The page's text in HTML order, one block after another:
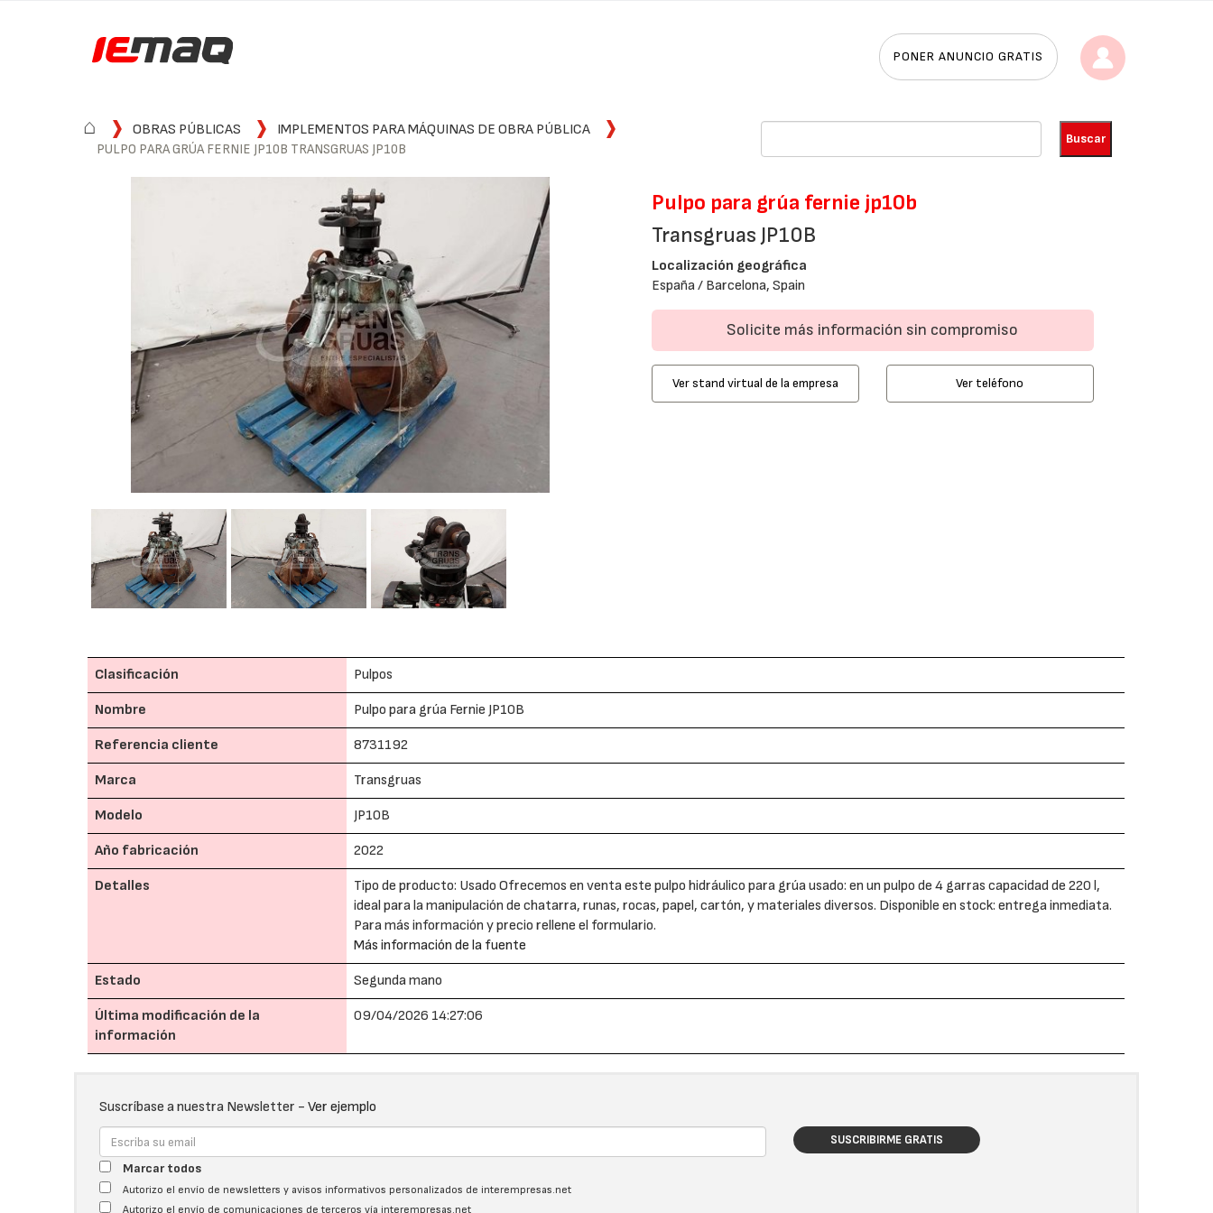
PONER ANUNCIO GRATIS
⌂ OBRAS PÚBLICAS
IMPLEMENTOS PARA MÁQUINAS DE OBRA PÚBLICA
PULPO PARA GRÚA FERNIE JP10B TRANSGRUAS JP10B
Pulpo para grúa fernie jp10b
Transgruas JP10B
Localización geográfica
España / Barcelona, Spain
Solicite más información sin compromiso
Ver stand virtual de la empresa Ver teléfono
Clasificación Pulpos
Nombre Pulpo para grúa Fernie JP10B
Referencia cliente 8731192
Marca Transgruas
Modelo JP10B
Año fabricación 2022
Detalles
Tipo de producto: Usado Ofrecemos en venta este pulpo hidráulico para grúa usado: en un pulpo de 4 garras capacidad de 220 l,
ideal para la manipulación de chatarra, runas, rocas, papel, cartón, y materiales diversos. Disponible en stock: entrega inmediata.
Para más información y precio rellene el formulario.
Más información de la fuente
Estado Segunda mano
Última modificación de la
información
09/04/2026 14:27:06
Suscríbase a nuestra Newsletter -Ver ejemplo
SUSCRIBIRME GRATIS
Marcar todos
Autorizo el envío de newsletters y avisos informativos personalizados de interempresas.net
Autorizo el envío de comunicaciones de terceros vía interempresas.net